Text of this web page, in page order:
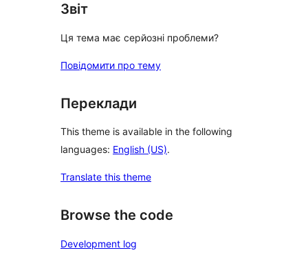
Звіт
Ця тема має серйозні проблеми?
Повідомити про тему
Переклади
This theme is available in the following
languages: English (US).
Translate this theme
Browse the code
Development log